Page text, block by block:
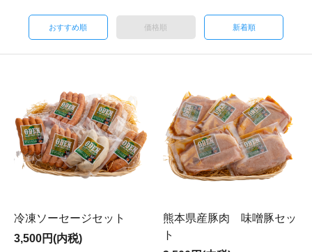
おすすめ順 価格順 新着順
冷凍ソーセージセット
3,500円(内税)
熊本県産豚肉 味噌豚セッ
ト